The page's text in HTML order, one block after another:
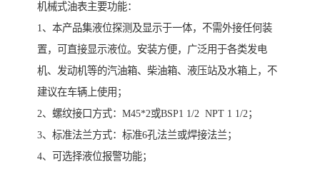
机械式油表主要功能：
1、本产品集液位探测及显示于一体，不需外接任何装
置，可直接显示液位。安装方便，广泛用于各类发电
机、发动机等的汽油箱、柴油箱、液压站及水箱上，不
建议在车辆上使用；
2、螺纹接口方式：M45*2或BSP1 1/2 NPT 1 1/2；
3、标准法兰方式：标准6孔法兰或焊接法兰；
4、可选择液位报警功能；